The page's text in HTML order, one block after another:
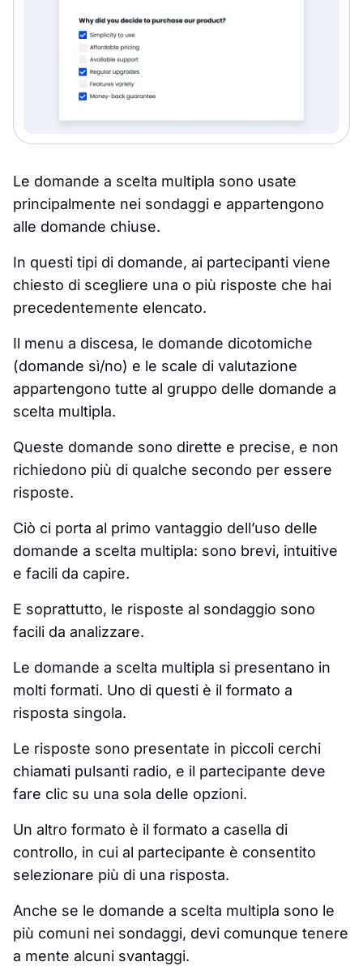
Le domande a scelta multipla sono usate
principalmente nei sondaggi e appartengono
alle domande chiuse.
In questi tipi di domande, ai partecipanti viene
chiesto di scegliere una o più risposte che hai
precedentemente elencato.
Il menu a discesa, le domande dicotomiche
(domande sì/no) e le scale di valutazione
appartengono tutte al gruppo delle domande a
scelta multipla.
Queste domande sono dirette e precise, e non
richiedono più di qualche secondo per essere
risposte.
Ciò ci porta al primo vantaggio dell’uso delle
domande a scelta multipla: sono brevi, intuitive
e facili da capire.
E soprattutto, le risposte al sondaggio sono
facili da analizzare.
Le domande a scelta multipla si presentano in
molti formati. Uno di questi è il formato a
risposta singola.
Le risposte sono presentate in piccoli cerchi
chiamati pulsanti radio, e il partecipante deve
fare clic su una sola delle opzioni.
Un altro formato è il formato a casella di
controllo, in cui al partecipante è consentito
selezionare più di una risposta.
Anche se le domande a scelta multipla sono le
più comuni nei sondaggi, devi comunque tenere
a mente alcuni svantaggi.